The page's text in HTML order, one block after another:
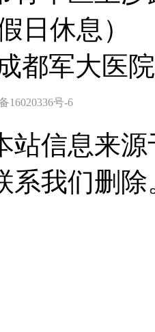
日休息）
都军大医
16020336号-6
站信息来
系我们删除